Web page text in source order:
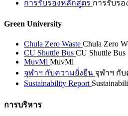
การรับรองหลักสูตร การรับร
Green University
Chula Zero Waste Chula Zero
CU Shuttle Bus CU Shuttle Bus
MuvMi MuvMi
จุฬาฯ กับความยั่งยืน จุฬาฯ กั
Sustainability Report
การบริหาร